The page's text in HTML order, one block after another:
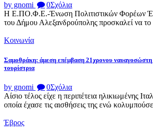
by gnomi 0Σχόλια
Η Ε.ΠΟ.Φ.Ε.-Ένωση Πολιτιστικών Φορέων
του Δήμου Αλεξανδρούπολης προσκαλεί να το
Κοινωνία
Σαμοθράκη: άμεση επέμβαση 21χρονου ναυαγοσώστη
τουρίστρια
by gnomi 0Σχόλια
Αίσιο τέλος είχε η περιπέτεια ηλικιωμένης
οποία έχασε τις αισθήσεις της ενώ
Έβρος